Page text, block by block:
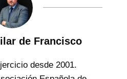
de Francisco
desde 2001.